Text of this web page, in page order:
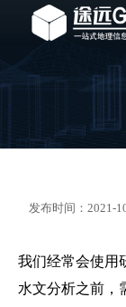
发布时间：
我们经常会使用
水文分析之前，